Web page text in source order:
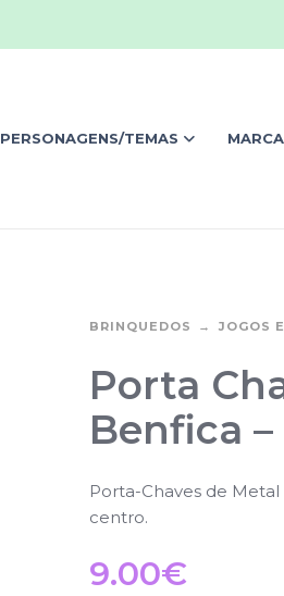
PERSONAGENS/TEMAS
BRINQUEDOS JOGOS
Porta
Benfica –
Porta-Chaves de
centro.
9.00€